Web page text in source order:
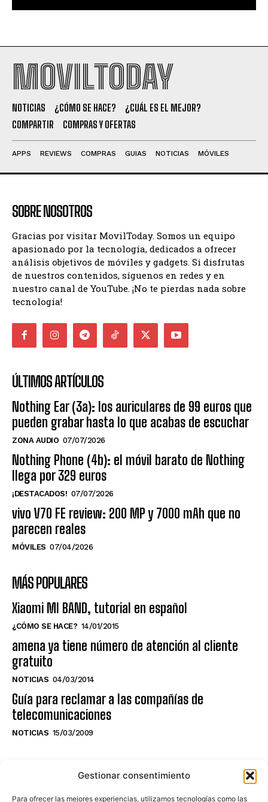
Gestionar consentimiento
Para ofrecer las mejores experiencias, utilizamos tecnologías como las
MOVILTODAY
NOTICIAS ¿CÓMO SE HACE?
¿CUÁL ES EL MEJOR?
COMPARTIR
COMPRAS Y OFERTAS
APPS REVIEWS COMPRAS GUIAS NOTICIAS MÓVILES
SOBRE NOSOTROS
Gracias por visitar MovilToday. Somos un equipo
apasionado por la tecnología, dedicados a ofrecer
análisis objetivos de móviles y gadgets. Si disfrutas
de nuestros contenidos, síguenos en redes y en
nuestro canal de YouTube. ¡No te pierdas nada sobre
tecnología!
ÚLTIMOS ARTÍCULOS
Nothing Ear (3a): los auriculares de 99 euros que
pueden grabar hasta lo que acabas de escuchar
ZONA AUDIO 07/07/2026
Nothing Phone (4b): el móvil barato de Nothing
llega por 329 euros
¡DESTACADOS! 07/07/2026
vivo V70 FE review: 200 MP y 7000 mAh que no
parecen reales
MÓVILES 07/04/2026
MÁS POPULARES
Xiaomi MI BAND, tutorial en español
¿CÓMO SE HACE? 14/01/2015
amena ya tiene número de atención al cliente
gratuito
NOTICIAS 04/03/2014
Guía para reclamar a las compañías de
telecomunicaciones
NOTICIAS 15/03/2009
NO TE PIERDAS LO ÚLTIMO DEL CANAL